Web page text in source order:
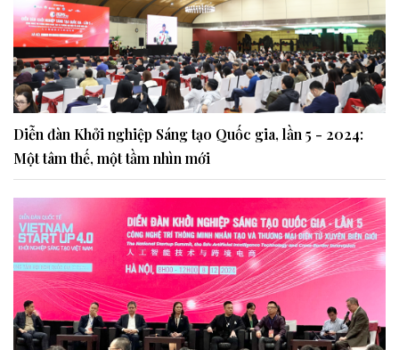
Diễn đàn Khởi nghiệp Sáng tạo Quốc gia, lần 5 - 2024:
Một tâm thế, một tầm nhìn mới